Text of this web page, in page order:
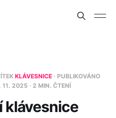
KLÁVESNICE · PUBLIKOVÁNO
11. 2025 · 2 MIN. ČTENÍ
klávesnice